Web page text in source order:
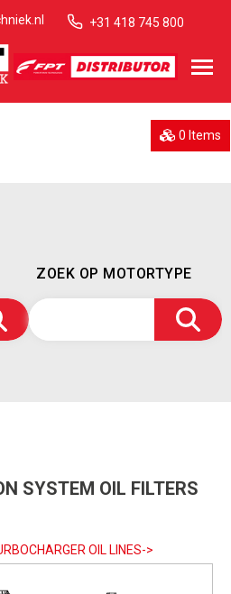
+31 418 745 800
0 Items
ZOEK OP MOTORTYPE
SYSTEM OIL FILTERS
OIL LINES->